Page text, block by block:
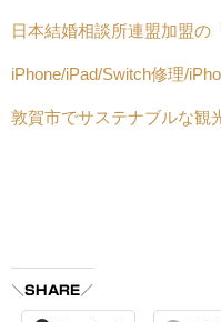
日本結婚相談所連盟加盟の
iPhone/iPad/Switch修理/
敦賀市でサステナブルな観
＼SHARE／